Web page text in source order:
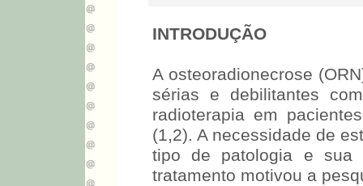
INTRODUÇÃO
A osteoradionecrose
sérias e debilitantes
radioterapia em
(1,2). A necessidade de
tipo de patologia e sua
tratamento motivou a